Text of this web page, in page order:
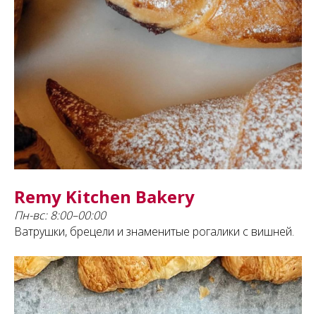
Remy Kitchen Bakery
Пн-вс: 8:00–00:00
Ватрушки, брецели и знаменитые рогалики с вишней.